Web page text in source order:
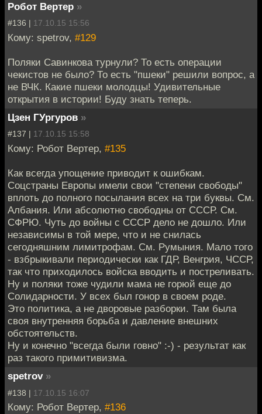
Робот Вертер »
#136 | 17.10.15 15:56
Кому: spetrov, #129
Поляки Савинкова турнули? То есть операции
чекистов не было? То есть "пшеки" решили вопрос, а
не ВЧК. Какие пшеки молодцы! Удивительные
открытия в истории! Буду знать теперь.
Цзен ГУргуров »
#137 | 17.10.15 15:58
Кому: Робот Вертер, #135
Как всегда упощение приводит к ошибкам.
Соцстраны Европы имели свои "степени свободы"
вплоть до полного посылания всех на три буквы. См.
Албания. Или абсолютно свободны от СССР. См.
СФРЮ. Чуть до войны с СССР дело не дошло. Или
независимы в той мере, что и не снилась
сегодняшним лимитрофам. См. Румыния. Мало того
- взбрыкивали периодически как ГДР, Венгрия, ЧССР,
так что приходилось войска вводить и постреливать.
Ну и поляки тоже чудили мама не горюй еще до
Солидарности. У всех был гонор в своем роде.
Это политика, а не дворовые разборки. Там была
своя внутренняя борьба и давление внешних
обстоятельств.
Ну и конечно "всегда были говно" :-) - результат как
раз такого примитивизма.
spetrov »
#138 | 17.10.15 16:07
Кому: Робот Вертер, #136